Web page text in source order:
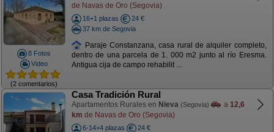
8 Fotos
Video
(2 comentarios)
de Navas de Oro (Segovia)
16+1 plazas
24 €
37 km de Segovia
Paraje Constanzana, casa rural de alquiler completo,
dentro de una parcela de 1. 000 m2 junto al río Eresma.
Antigua cija de campo rehabilit ...
Casa Tradición Rural
Apartamentos Rurales en Nieva (Segovia) a 12,6
km de Navas de Oro (Segovia)
6-14+4 plazas
24 €